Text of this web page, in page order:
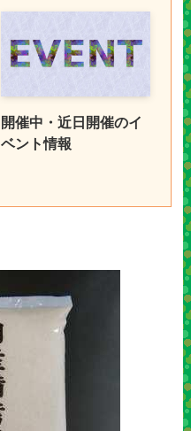
開催中・近日開催のイ
ベント情報